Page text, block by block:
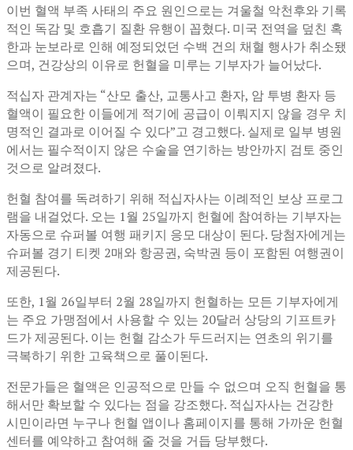
이번 혈액 부족 사태의 주요 원인으로는 겨울철 악천후와 기록
적인 독감 및 호흡기 질환 유행이 꼽혔다. 미국 전역을 덮친 혹
한과 눈보라로 인해 예정되었던 수백 건의 채혈 행사가 취소됐
으며, 건강상의 이유로 헌혈을 미루는 기부자가 늘어났다.
적십자 관계자는 “산모 출산, 교통사고 환자, 암 투병 환자 등
혈액이 필요한 이들에게 적기에 공급이 이뤄지지 않을 경우 치
명적인 결과로 이어질 수 있다”고 경고했다. 실제로 일부 병원
에서는 필수적이지 않은 수술을 연기하는 방안까지 검토 중인
것으로 알려졌다.
헌혈 참여를 독려하기 위해 적십자사는 이례적인 보상 프로그
램을 내걸었다. 오는 1월 25일까지 헌혈에 참여하는 기부자는
자동으로 슈퍼볼 여행 패키지 응모 대상이 된다. 당첨자에게는
슈퍼볼 경기 티켓 2매와 항공권, 숙박권 등이 포함된 여행권이
제공된다.
또한, 1월 26일부터 2월 28일까지 헌혈하는 모든 기부자에게
는 주요 가맹점에서 사용할 수 있는 20달러 상당의 기프트카
드가 제공된다. 이는 헌혈 감소가 두드러지는 연초의 위기를
극복하기 위한 고육책으로 풀이된다.
전문가들은 혈액은 인공적으로 만들 수 없으며 오직 헌혈을 통
해서만 확보할 수 있다는 점을 강조했다. 적십자사는 건강한
시민이라면 누구나 헌혈 앱이나 홈페이지를 통해 가까운 헌혈
센터를 예약하고 참여해 줄 것을 거듭 당부했다.